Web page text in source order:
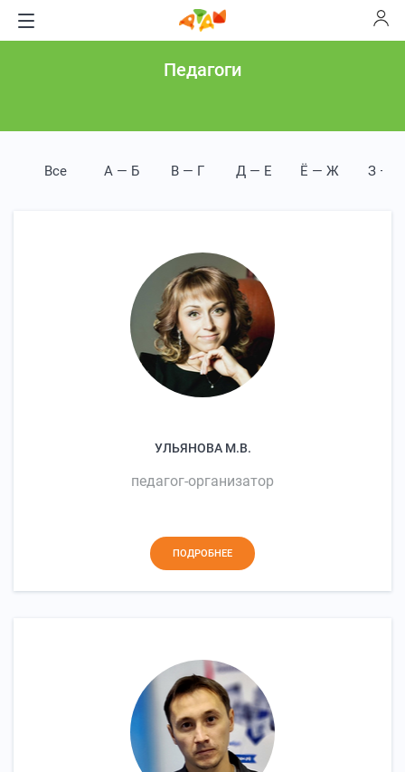
Педагоги
Все А — Б В — Г Д — Е Ё — Ж З — И
УЛЬЯНОВА М.В.
педагог-организатор
ПОДРОБНЕЕ